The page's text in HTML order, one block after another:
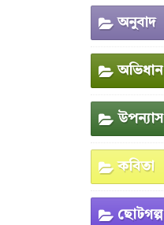
অনুবাদ
অভিধান
উপন্যাস
কবিতা
ছোটগল্প